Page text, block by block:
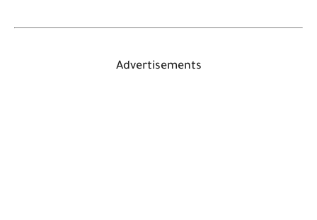
Advertisements